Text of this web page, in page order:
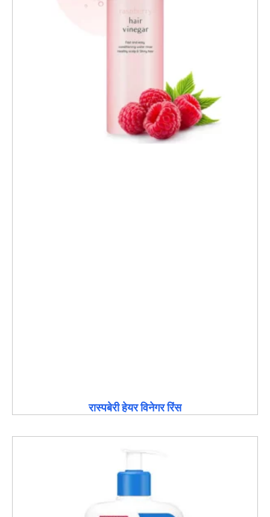
रास्पबेरी हेयर विनेगर रिंस